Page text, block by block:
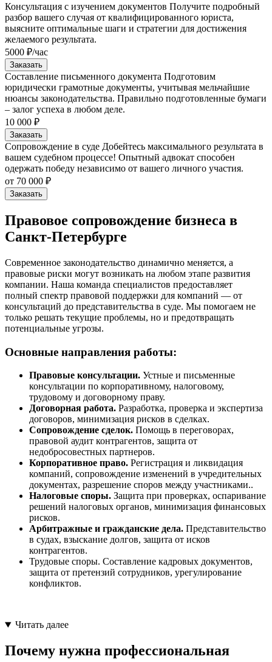
Основные направления деятельности:
Корпоративное право
Семейные вопросы
Недвижимость
Защита потребителей- подача претензий, получение
Для компаний и ООО:
Оказание комплексной поддержки включает подготовку
Каждому клиенту мы предлагаем персональный подход.
Виды услуг:
Составление искового заявления
Прекращение договорных отношений
Продажа и оформление недвижимости
Работа с рабочими спорами
Преимущества сотрудничества:
Возможность получения квалифицированной помощи в
Удобный график работы
Хорошо налаженные связи с партнерами
Всегда актуальная информация о изменениях в
юридических услуг
юридических вопросов
юридических лиц
юридических консультаций
юридических документов
юридических споров
юридических услуг договора
юридических услуг юрист
правовые вопросы
вопросы договоров
сложные вопросы
опытный
юрист
юрист
Консультация с изучением документов Получите подробный
разбор вашего случая от квалифицированного юриста,
выясните оптимальные шаги и стратегии для достижения
желаемого результата.
5000 ₽/час
Заказать
Составление письменного документа Подготовим
юридически грамотные документы, учитывая мельчайшие
нюансы законодательства. Правильно подготовленные бумаги
– залог успеха в любом деле.
10 000 ₽
Заказать
Сопровождение в суде Добейтесь максимального результата в
вашем судебном процессе! Опытный адвокат способен
одержать победу независимо от вашего личного участия.
от 70 000 ₽
Заказать
Правовое сопровождение бизнеса в
Санкт-Петербурге
Современное законодательство динамично меняется, а
правовые риски могут возникать на любом этапе развития
компании. Наша команда специалистов предоставляет
полный спектр правовой поддержки для компаний — от
консультаций до представительства в суде. Мы помогаем не
только решать текущие проблемы, но и предотвращать
потенциальные угрозы.
Основные направления работы:
Правовые консультации. Устные и письменные
консультации по корпоративному, налоговому,
трудовому и договорному праву.
Договорная работа. Разработка, проверка и экспертиза
договоров, минимизация рисков в сделках.
Сопровождение сделок. Помощь в переговорах,
правовой аудит контрагентов, защита от
недобросовестных партнеров.
Корпоративное право. Регистрация и ликвидация
компаний, сопровождение изменений в учредительных
документах, разрешение споров между участниками..
Налоговые споры. Защита при проверках, оспаривание
решений налоговых органов, минимизация финансовых
рисков.
Арбитражные и гражданские дела. Представительство
в судах, взыскание долгов, защита от исков
контрагентов.
Трудовые споры. Составление кадровых документов,
защита от претензий сотрудников, урегулирование
конфликтов.
Читать далее
Почему нужна профессиональная